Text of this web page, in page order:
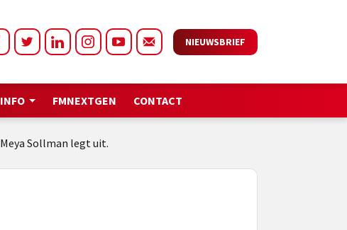
NIEUWSBRIEF
INFO FMNEXTGEN CONTACT
Sollman legt uit.